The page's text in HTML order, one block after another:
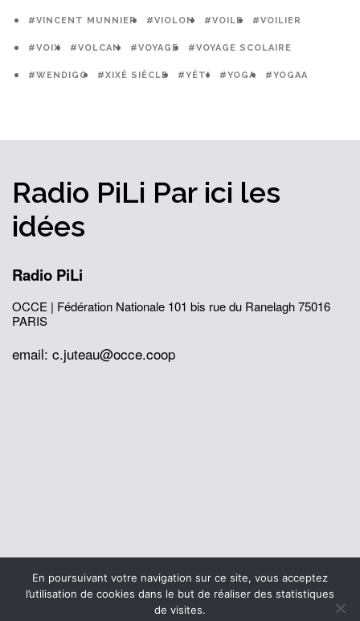
#VINCENT MUNNIER #VIOLON #VOILE #VOILIER
#VOIX #VOLCAN #VOYAGE #VOYAGE SCOLAIRE
#WENDIGO #XIXÈ SIÈCLE #YÉTI #YOGA #YOGAA
Radio PiLi Par ici les
idées
Radio PiLi
OCCE | Fédération Nationale 101 bis rue du Ranelagh75016
PARIS
email: c.juteau@occe.coop
© 2026 Office Central de la Coopération à l'École
Mentions légales
Politique de confidentialité
L’histoire de I’OCCE
En poursuivant votre navigation sur ce site, vous acceptez
l’utilisation de cookies dans le but de réaliser des statistiques
de visites.